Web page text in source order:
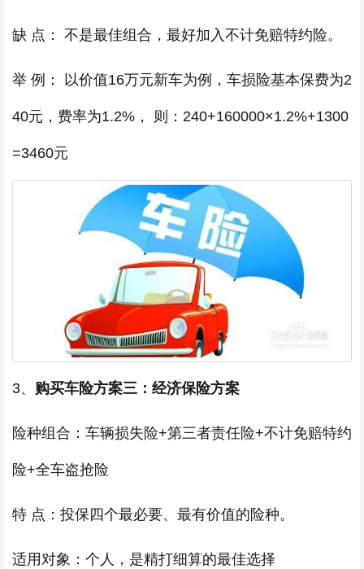
缺 点： 不是最佳组合，最好加入不计免赔特约险。
举 例： 以价值16万元新车为例，车损险基本保费为2
40元，费率为1.2%， 则：240+160000×1.2%+1300
=3460元
3、 购买车险方案三：经济保险方案
险种组合：车辆损失险+第三者责任险+不计免赔特约
险+全车盗抢险
特 点：投保四个最必要、最有价值的险种。
适用对象：个人，是精打细算的最佳选择